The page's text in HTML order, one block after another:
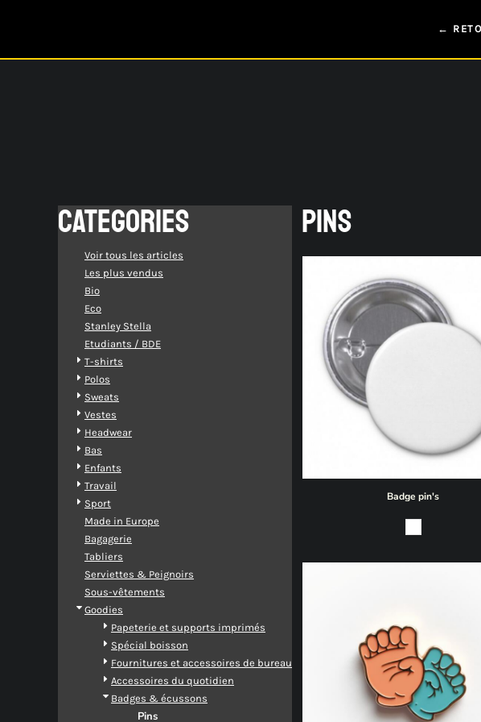
←
CATEGORIES
Voir tous les articles
Les plus vendus
Bio
Eco
Stanley Stella
Etudiants / BDE
T-shirts
Polos
Sweats
Vestes
Headwear
Bas
Enfants
Travail
Sport
Made in Europe
Bagagerie
Tabliers
Serviettes & Peignoirs
Sous-vêtements
Goodies
Papeterie et supports imprimés
Spécial boisson
Fournitures et accessoires de bureau
Accessoires du quotidien
Badges & écussons
Pins
PINS
Badge pin's
S'identifier